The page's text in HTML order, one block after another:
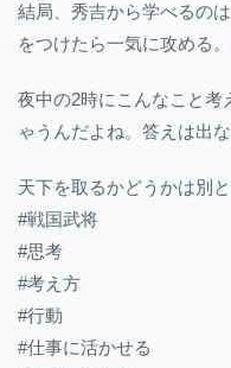
結局、秀吉から学べるの
をつけたら一気に攻める
夜中の2時にこんなこと考
ゃうんだよね。答えは出
天下を取るかどうかは別と
#戦国武将
#思考
#考え方
#行動
#仕事に活かせる